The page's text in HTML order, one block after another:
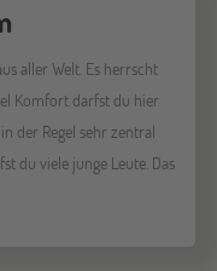
aller Welt. Es herrscht
Komfort darfst du hier
der Regel sehr zentral
du viele junge Leute. Das